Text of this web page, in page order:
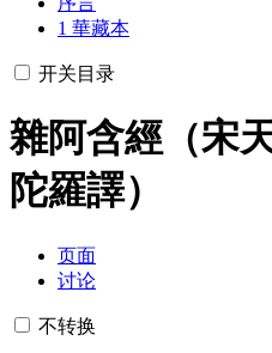
1 華藏本
开关目录
雜阿含經（宋
陀羅譯）
页面
讨论
不转换